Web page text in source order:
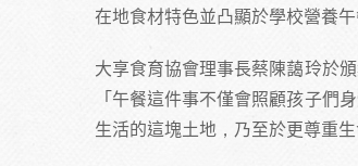
在地食材特色並凸顯於學校營養
大享食育協會理事長蔡陳藹玲於
「午餐這件事不僅會照顧孩子們
生活的這塊土地，乃至於更尊重生